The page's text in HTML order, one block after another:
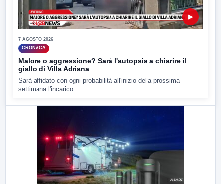
▶
7 AGOSTO 2026
CRONACA
Malore o aggressione? Sarà l'autopsia a chiarire il
giallo di Villa Adriana
Sarà affidato con ogni probabilità all'inizio della prossima
settimana l'incarico...